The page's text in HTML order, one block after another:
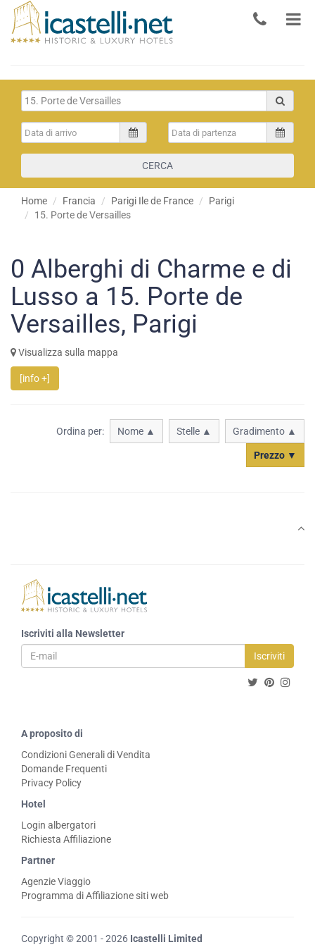
CERCA
Home Francia Parigi Ile de France
Parigi
15. Porte de Versailles
0 Alberghi di Charme e di
Lusso a 15. Porte de
Versailles, Parigi
Visualizza sulla mappa
[info +]
Ordina per: Nome ▲ Stelle ▲ Gradimento ▲
Prezzo ▼
Iscriviti alla Newsletter
Iscriviti
A proposito di
Condizioni Generali di Vendita
Domande Frequenti
Privacy Policy
Hotel
Login albergatori
Richiesta Affiliazione
Partner
Agenzie Viaggio
Programma di Affiliazione siti web
Copyright © 2001 - 2026 Icastelli Limited